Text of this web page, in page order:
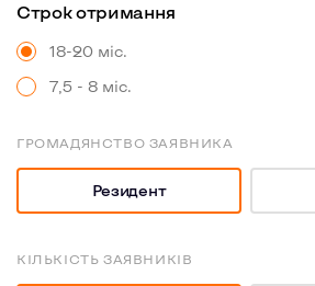
Строк отримання
18-20 міс.
7,5 - 8 мiс.
ГРОМАДЯНСТВО ЗАЯВНИКА
Резидент
КIЛЬКIСТЬ ЗАЯВНИКIВ